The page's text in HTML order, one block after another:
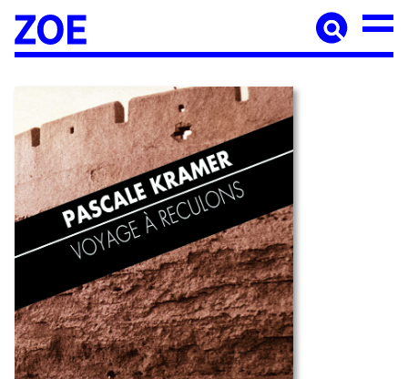
Accueil
À paraître
Catalogue
Auteur·ices
Agenda
Les éditions Zoé
Diffusion
Médiation culturelle
Manuscrits
Foreign rights
Contact
Mentions légales